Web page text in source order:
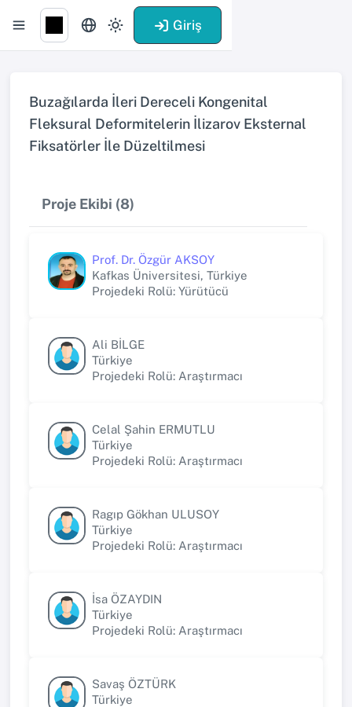
Giriş
Buzağılarda İleri Dereceli Kongenital
Fleksural Deformitelerin İlizarov Eksternal
Fiksatörler İle Düzeltilmesi
Proje Ekibi (8)
Prof. Dr. Özgür AKSOY
Kafkas Üniversitesi, Türkiye
Projedeki Rolü: Yürütücü
Ali BİLGE
Türkiye
Projedeki Rolü: Araştırmacı
Celal Şahin ERMUTLU
Türkiye
Projedeki Rolü: Araştırmacı
Ragıp Gökhan ULUSOY
Türkiye
Projedeki Rolü: Araştırmacı
İsa ÖZAYDIN
Türkiye
Projedeki Rolü: Araştırmacı
Savaş ÖZTÜRK
Türkiye